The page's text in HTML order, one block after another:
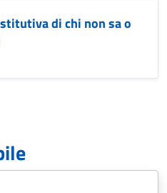
di chi non sa o